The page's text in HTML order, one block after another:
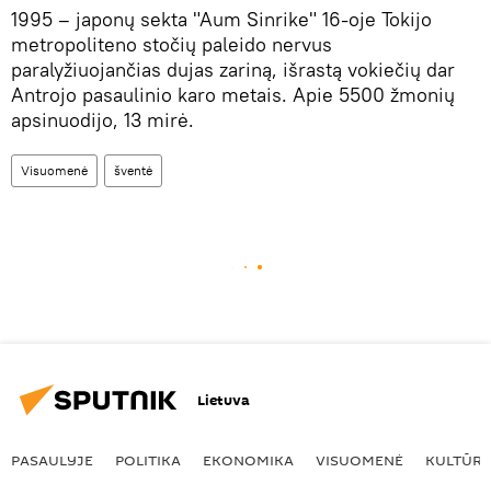
1995 – japonų sekta "Aum Sinrike" 16-oje Tokijo
metropoliteno stočių paleido nervus
paralyžiuojančias dujas zariną, išrastą vokiečių dar
Antrojo pasaulinio karo metais. Apie 5500 žmonių
apsinuodijo, 13 mirė.
Visuomenė šventė
Lietuva
PASAULYJE POLITIKA EKONOMIKA VISUOMENĖ KULTŪRA